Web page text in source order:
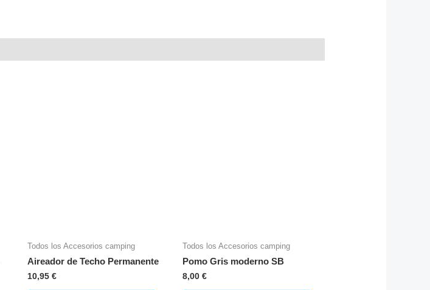
Todos los Accesorios camping
Aireador de Techo Permanente
10,95 €
Todos los Accesorios camping
Pomo Gris moderno SB
8,00 €